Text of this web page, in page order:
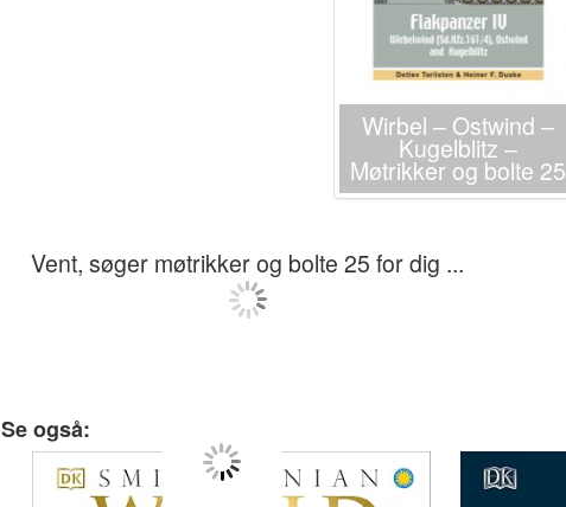
Wirbel – Ostwind –
Kugelblitz –
Møtrikker og bolte 25
Vent, søger møtrikker og bolte 25 for dig ...
Se også: